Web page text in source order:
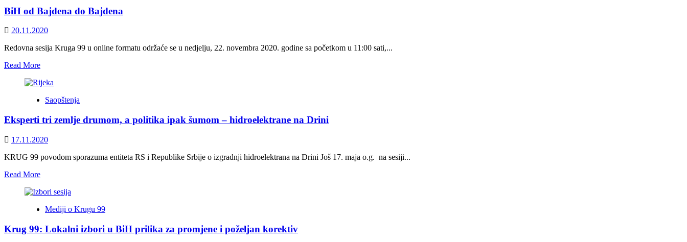
NA
POVODOM
NOVEMBRA
DRŽAVNOSTI
BiH od Bajdena do Bajdena
20.11.2020
Redovna sesija Kruga 99 u online formatu održaće se u nedjelju, 22. novembra 2020. godine sa početkom u 11:00 sati,...
Read MoreRead
about
od
do
Saopštenja
Eksperti tri zemlje drumom, a politika ipak šumom – hidroelektrane na Drini
17.11.2020
KRUG 99 povodom sporazuma entiteta RS i Republike Srbije o izgradnji hidroelektrana na Drini Još 17. maja o.g. na sesiji...
Read MoreRead
about
tri
drumom,
Mediji o Krugu 99
Krug 99: Lokalni izbori u BiH prilika za promjene i poželjan korektiv